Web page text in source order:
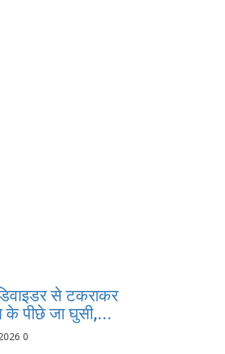
से टकराकर
के पीछे जा घुसी,...
0